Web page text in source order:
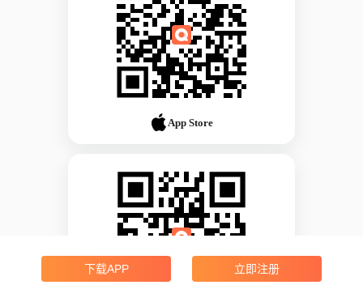
App Store
下载APP 立即注册